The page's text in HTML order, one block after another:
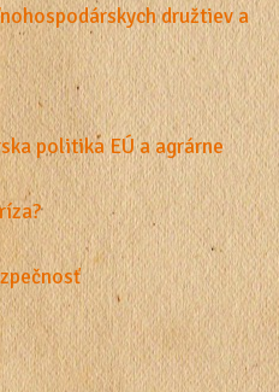
družtiev a
politika EÚ a agrárne